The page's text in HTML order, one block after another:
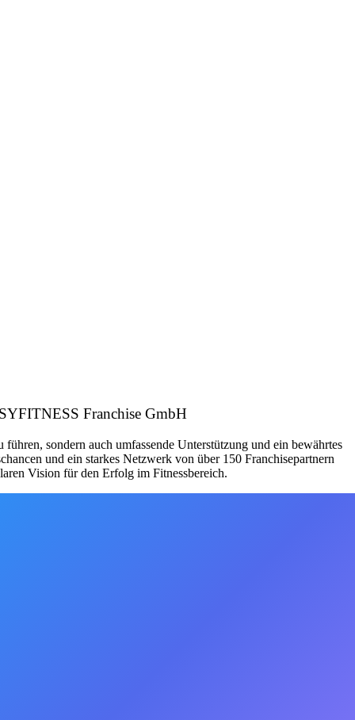
Franchise GmbH
sondern auch umfassende Unterstützung und ein bewährtes
und ein starkes Netzwerk von über 150 Franchisepartnern
Vision für den Erfolg im Fitnessbereich.